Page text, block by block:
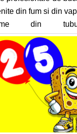
din fum si din
din